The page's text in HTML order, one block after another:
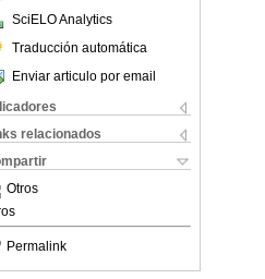
SciELO Analytics
Traducción automática
Enviar articulo por email
relacionados
Otros
Permalink